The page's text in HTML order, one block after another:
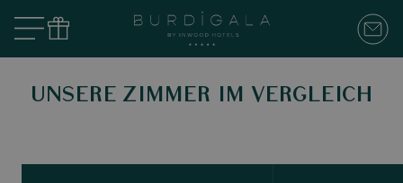
UNSERE ZIMMER IM VERGLEICH